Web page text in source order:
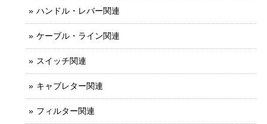
ハンドル・レバー関連
ケーブル・ライン関連
スイッチ関連
キャブレター関連
フィルター関連